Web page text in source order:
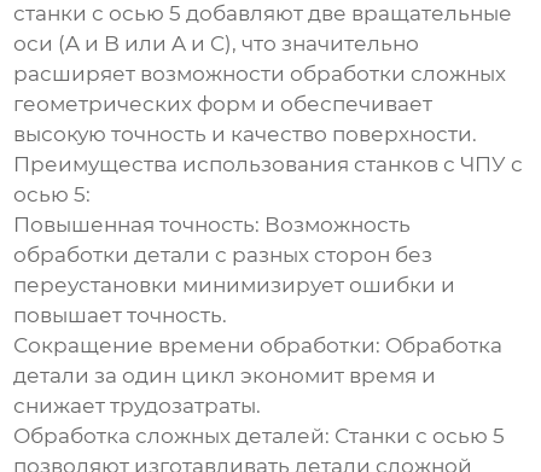
станки с осью 5 добавляют две вращательные
оси (A и B или A и C), что значительно
расширяет возможности обработки сложных
геометрических форм и обеспечивает
высокую точность и качество поверхности.
Преимущества использования станков с ЧПУ с
осью 5:
Повышенная точность: Возможность
обработки детали с разных сторон без
переустановки минимизирует ошибки и
повышает точность.
Сокращение времени обработки: Обработка
детали за один цикл экономит время и
снижает трудозатраты.
Обработка сложных деталей: Станки с осью 5
позволяют изготавливать детали сложной